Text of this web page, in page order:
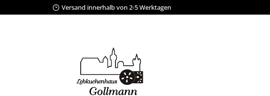
Versand innerhalb von 2-5 Werktagen